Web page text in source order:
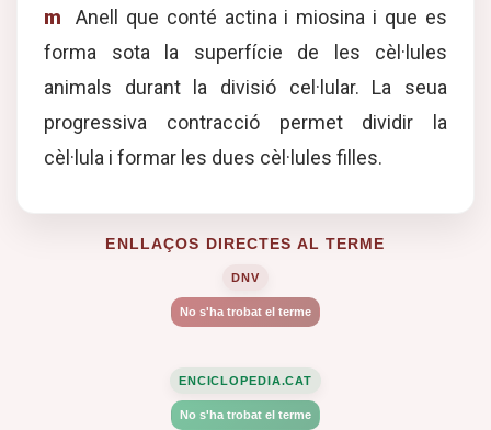
m
Anell que conté actina i miosina i que es
forma sota la superfície de les cèl·lules
animals durant la divisió cel·lular. La seua
progressiva contracció permet dividir la
cèl·lula i formar les dues cèl·lules filles.
ENLLAÇOS DIRECTES AL TERME
DNV
No s'ha trobat el terme
ENCICLOPEDIA.CAT
No s'ha trobat el terme